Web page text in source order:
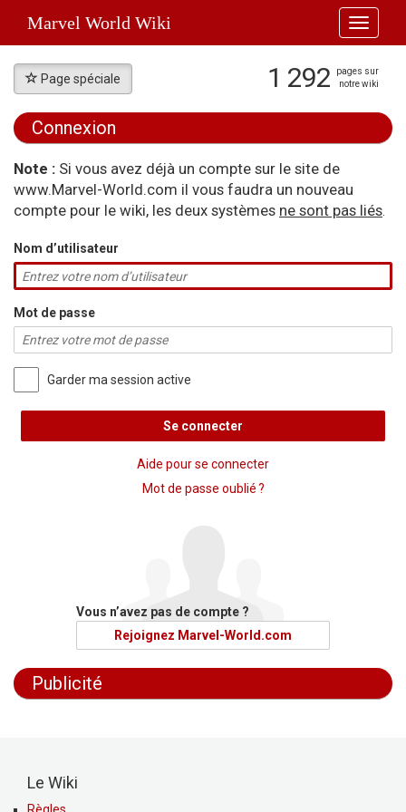
Toggle
Marvel World Wiki
Page spéciale 1 292
pages sur
notre wiki
Connexion
Note : Si vous avez déjà un compte sur le site de
www.Marvel-World.com il vous faudra un nouveau
compte pour le wiki, les deux systèmes ne sont pas liés.
Nom d’utilisateur
Mot de passe
Garder ma session active
Se connecter
Aide pour se connecter
Mot de passe oublié ?
Vous n’avez pas de compte ?
Rejoignez Marvel-World.com
Publicité
Le Wiki